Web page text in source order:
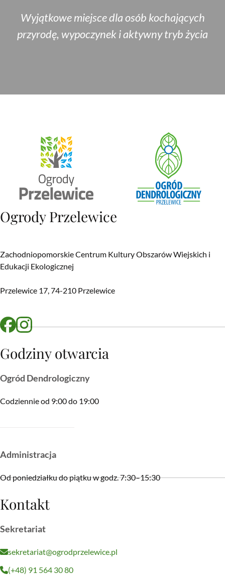
Wyjątkowe miejsce dla osób kochających
przyrodę, wypoczynek i aktywny tryb życia
Adres
Ogrody Przelewice
Zachodniopomorskie Centrum Kultury Obszarów Wiejskich i
Edukacji Ekologicznej
Przelewice 17, 74-210 Przelewice
Godziny otwarcia
Ogród Dendrologiczny
Codziennie od 9:00 do 19:00
Administracja
Od poniedziałku do piątku w godz. 7:30–15:30
Kontakt
Sekretariat
sekretariat@ogrodprzelewice.pl
(+48) 91 564 30 80